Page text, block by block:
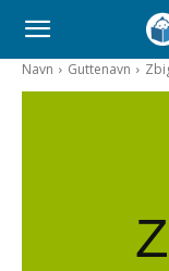
Navn Guttenavn